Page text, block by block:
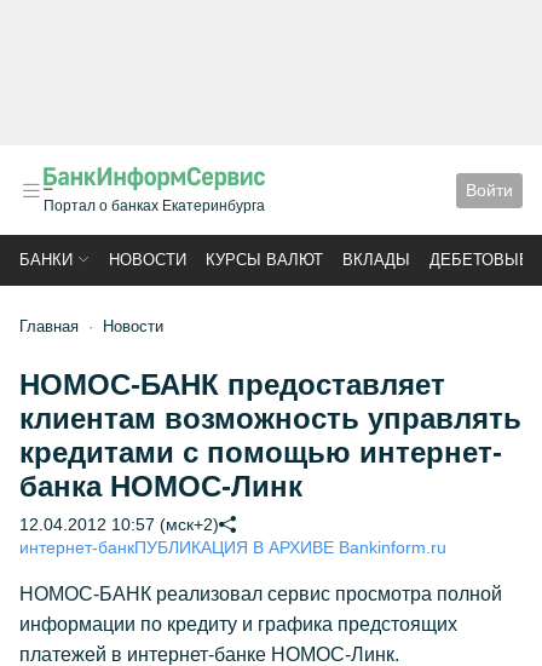
Портал о банках Екатеринбурга
Войти
БАНКИ НОВОСТИ КУРСЫ ВАЛЮТ ВКЛАДЫ ДЕБЕТОВЫЕ
Главная Новости
НОМОС-БАНК предоставляет
клиентам возможность управлять
кредитами с помощью интернет-
банка НОМОС-Линк
12.04.2012 10:57 (мск+2)
интернет-банкПУБЛИКАЦИЯ В АРХИВЕ Bankinform.ru
НОМОС-БАНК реализовал сервис просмотра полной
информации по кредиту и графика предстоящих
платежей в интернет-банке НОМОС-Линк.